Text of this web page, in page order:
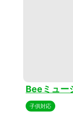
Beeミュ
子供対応